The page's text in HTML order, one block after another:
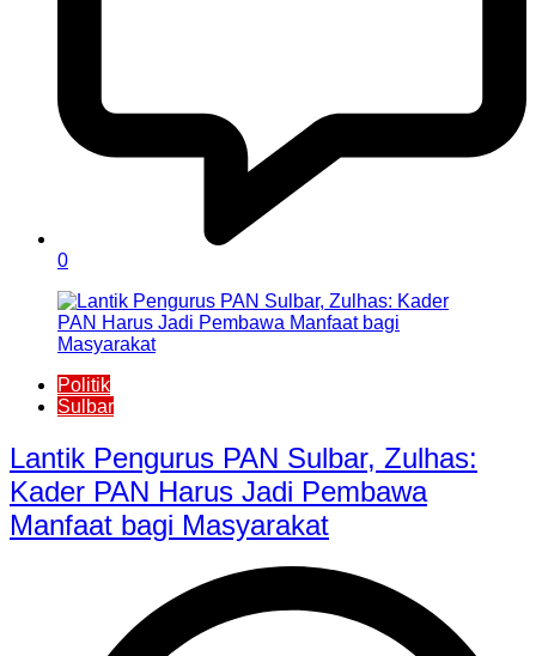
0
Politik
Sulbar
Lantik Pengurus PAN Sulbar, Zulhas:
Kader PAN Harus Jadi Pembawa
Manfaat bagi Masyarakat